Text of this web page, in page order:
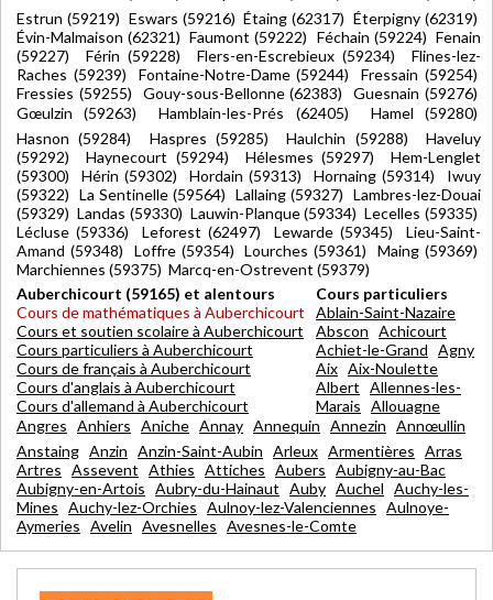
Estrun (59219) Eswars (59216) Étaing (62317) Éterpigny (62319)
Évin-Malmaison (62321) Faumont (59222) Féchain (59224) Fenain
(59227) Férin (59228) Flers-en-Escrebieux (59234) Flines-lez-
Raches (59239) Fontaine-Notre-Dame (59244) Fressain (59254)
Fressies (59255) Gouy-sous-Bellonne (62383) Guesnain (59276)
Gœulzin (59263) Hamblain-les-Prés (62405) Hamel (59280)
Hasnon (59284) Haspres (59285) Haulchin (59288) Haveluy
(59292) Haynecourt (59294) Hélesmes (59297) Hem-Lenglet
(59300) Hérin (59302) Hordain (59313) Hornaing (59314) Iwuy
(59322) La Sentinelle (59564) Lallaing (59327) Lambres-lez-Douai
(59329) Landas (59330) Lauwin-Planque (59334) Lecelles (59335)
Lécluse (59336) Leforest (62497) Lewarde (59345) Lieu-Saint-
Amand (59348) Loffre (59354) Lourches (59361) Maing (59369)
Marchiennes (59375) Marcq-en-Ostrevent (59379)
Auberchicourt (59165) et alentours
Cours de mathématiques à Auberchicourt
Cours et soutien scolaire à Auberchicourt
Cours particuliers à Auberchicourt
Cours de français à Auberchicourt
Cours d'anglais à Auberchicourt
Cours d'allemand à Auberchicourt
Cours particuliers
Ablain-Saint-Nazaire
Abscon Achicourt
Achiet-le-Grand Agny
Aix Aix-Noulette
Albert Allennes-les-
Marais Allouagne
Angres Anhiers Aniche Annay Annequin Annezin Annœullin
Anstaing Anzin Anzin-Saint-Aubin Arleux Armentières Arras
Artres Assevent Athies Attiches Aubers Aubigny-au-Bac
Aubigny-en-Artois Aubry-du-Hainaut Auby Auchel Auchy-les-
Mines Auchy-lez-Orchies Aulnoy-lez-Valenciennes Aulnoye-
Aymeries Avelin Avesnelles Avesnes-le-Comte